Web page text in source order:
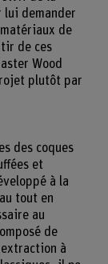
lui demander
de
de ces
Wood
plutôt par
des coques
et
à la
tout en
au
de
à